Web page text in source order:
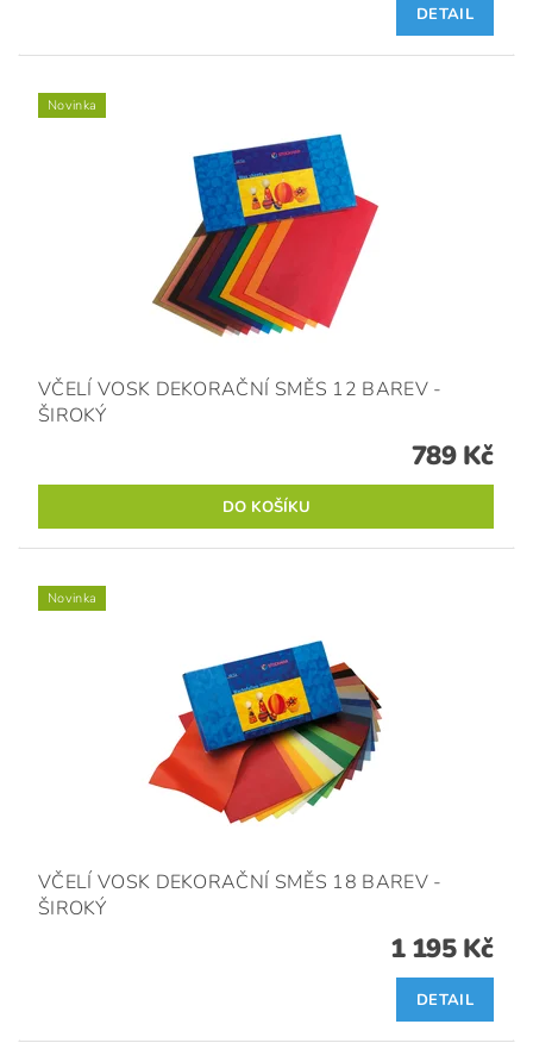
DETAIL
Novinka
VČELÍ VOSK DEKORAČNÍ SMĚS 12 BAREV -
ŠIROKÝ
789 Kč
Novinka
VČELÍ VOSK DEKORAČNÍ SMĚS 18 BAREV -
ŠIROKÝ
1 195 Kč
DETAIL